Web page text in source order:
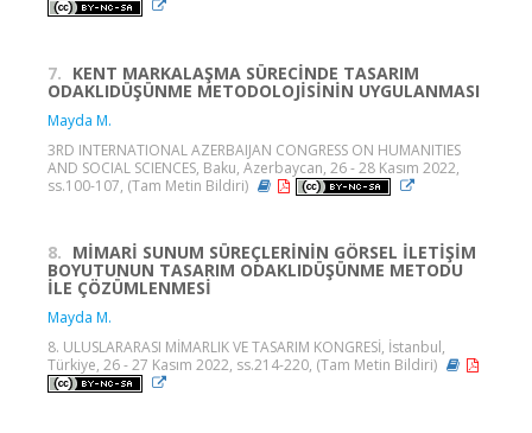
7. KENT MARKALAŞMA SÜRECİNDE TASARIM
ODAKLIDÜŞÜNME METODOLOJİSİNİN UYGULANMASI
Mayda M.
3RD INTERNATIONAL AZERBAIJAN CONGRESS ON HUMANITIES
AND SOCIAL SCIENCES, Baku, Azerbaycan, 26 - 28 Kasım 2022,
ss.100-107, (Tam Metin Bildiri)
8. MİMARİ SUNUM SÜREÇLERİNİN GÖRSEL İLETİŞİM
BOYUTUNUN TASARIM ODAKLIDÜŞÜNME METODU
İLE ÇÖZÜMLENMESİ
Mayda M.
8. ULUSLARARASI MİMARLIK VE TASARIM KONGRESİ, İstanbul,
Türkiye, 26 - 27 Kasım 2022, ss.214-220, (Tam Metin Bildiri)